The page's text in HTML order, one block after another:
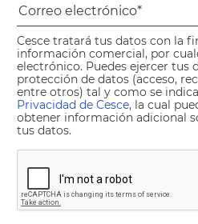
Cesce tratará tus datos con la
información comercial, por
electrónico. Puedes ejercer tus
protección de datos (acceso,
entre otros) tal y como se
Privacidad de Cesce, la cual
obtener información adicional
tus datos.